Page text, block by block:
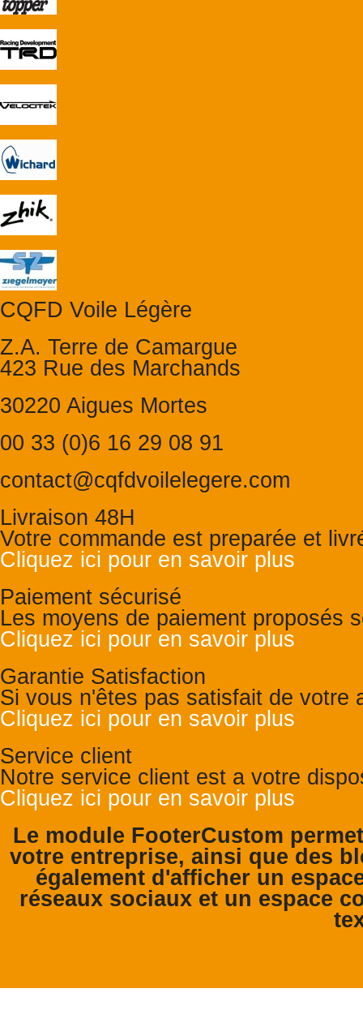
CQFD Voile Légère
Z.A. Terre de Camargue
423 Rue des Marchands
30220 Aigues Mortes
00 33 (0)6 16 29 08 91
contact@cqfdvoilelegere.com
Livraison 48H
Votre commande est preparée et
Cliquez ici pour en savoir plus
Paiement sécurisé
Les moyens de paiement proposés
Cliquez ici pour en savoir plus
Garantie Satisfaction
Si vous n'êtes pas satisfait de votre
Cliquez ici pour en savoir plus
Service client
Notre service client est a votre
Cliquez ici pour en savoir plus
Le module FooterCustom
votre entreprise, ainsi que des
également d'afficher un
réseaux sociaux et un espace